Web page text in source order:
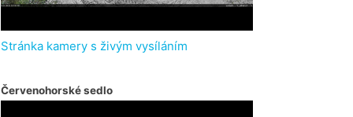
Stránka kamery s živým vysíláním
Červenohorské sedlo